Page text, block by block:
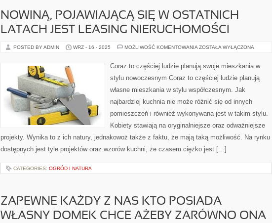
NOWINĄ, POJAWIAJĄCĄ SIĘ W OSTATNICH
LATACH JEST LEASING NIERUCHOMOŚCI
POSTED BY ADMIN WRZ - 16 - 2025 MOŻLIWOŚĆ KOMENTOWANIA NOWINĄ,
OSTATNICH
JEST
NIERUCHOMOŚCI
ZOSTAŁA WYŁĄCZONA
Coraz to częściej ludzie planują swoje mieszkania w
stylu nowoczesnym Coraz to częściej ludzie planują
własne mieszkania w stylu współczesnym. Jak
najbardziej kuchnia nie może różnić się od innych
pomieszczeń i również wykonywana jest w takim stylu.
Kobiety stawiają na oryginalniejsze oraz odważniejsze
projekty. Wynika to z ich natury, jednakowoż także z faktu, że mają taką możliwość. Na rynku
dostępnych jest tyle projektów oraz wzorów kuchni, że czasem ciężko jest […]
CATEGORIES: OGRÓD I NATURA
ZAPEWNE KAŻDY Z NAS KTO POSIADA
WŁASNY DOMEK CHCE AŻEBY ZARÓWNO ONA